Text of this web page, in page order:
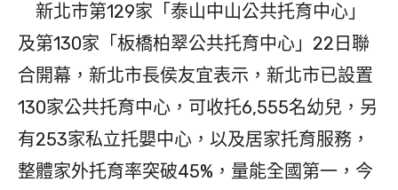
新北市第129家「泰山中山公共托育中心」
及第130家「板橋柏翠公共托育中心」22日聯
合開幕，新北市長侯友宜表示，新北市已設置
130家公共托育中心，可收托6,555名幼兒，另
有253家私立托嬰中心，以及居家托育服務，
整體家外托育率突破45%，量能全國第一，今